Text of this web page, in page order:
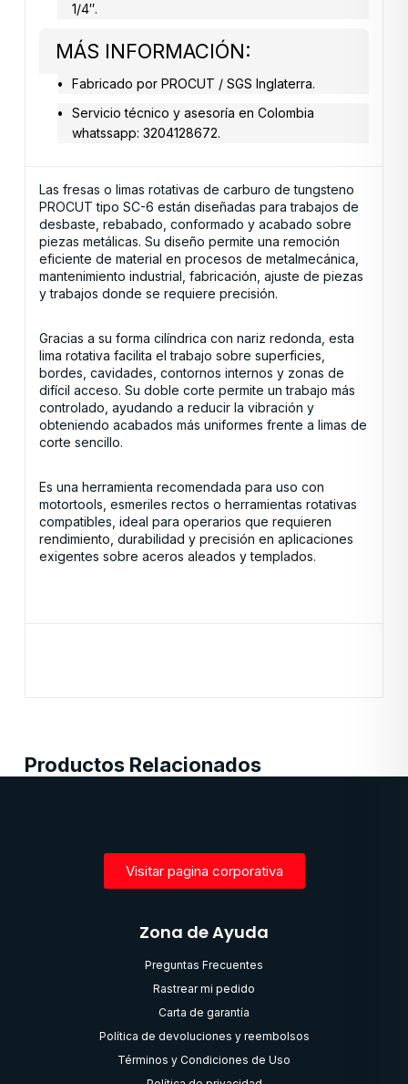
1/4″.
MÁS INFORMACIÓN:
Fabricado por PROCUT / SGS Inglaterra.
Servicio técnico y asesoría en Colombia
whatssapp: 3204128672.
Las fresas o limas rotativas de carburo de tungsteno
PROCUT tipo SC-6 están diseñadas para trabajos de
desbaste, rebabado, conformado y acabado sobre
piezas metálicas. Su diseño permite una remoción
eficiente de material en procesos de metalmecánica,
mantenimiento industrial, fabricación, ajuste de piezas
y trabajos donde se requiere precisión.
Gracias a su forma cilíndrica con nariz redonda, esta
lima rotativa facilita el trabajo sobre superficies,
bordes, cavidades, contornos internos y zonas de
difícil acceso. Su doble corte permite un trabajo más
controlado, ayudando a reducir la vibración y
obteniendo acabados más uniformes frente a limas de
corte sencillo.
Es una herramienta recomendada para uso con
motortools, esmeriles rectos o herramientas rotativas
compatibles, ideal para operarios que requieren
rendimiento, durabilidad y precisión en aplicaciones
exigentes sobre aceros aleados y templados.
Productos Relacionados
Visitar pagina corporativa
Zona de Ayuda
Preguntas Frecuentes
Rastrear mi pedido
Carta de garantía
Política de devoluciones y reembolsos
Términos y Condiciones de Uso